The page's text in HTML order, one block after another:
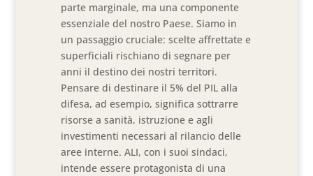
parte marginale, ma una componente
essenziale del nostro Paese. Siamo in
un passaggio cruciale: scelte affrettate e
superficiali rischiano di segnare per
anni il destino dei nostri territori.
Pensare di destinare il 5% del PIL alla
difesa, ad esempio, significa sottrarre
risorse a sanità, istruzione e agli
investimenti necessari al rilancio delle
aree interne. ALI, con i suoi sindaci,
intende essere protagonista di una